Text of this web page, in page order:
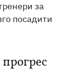
за
посадити